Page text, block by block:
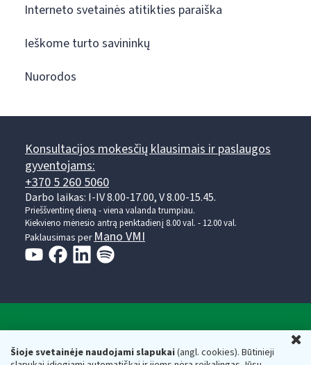
Šioje svetainėje naudojami slapukai(angl. cookies). Būtinieji
Interneto svetainės atitikties paraiška
Ieškome turto savininkų
Nuorodos
Konsultacijos mokesčių klausimais ir paslaugos
gyventojams:
+370 5 260 5060
Darbo laikas: I-IV 8.00-17.00, V 8.00-15.45.
Prieššventinę dieną - viena valanda trumpiau.
Kiekvieno mėnesio antrą penktadienį 8.00 val. - 12.00 val.
Paklausimas per Mano VMI
Respublikos finansų ministerijos